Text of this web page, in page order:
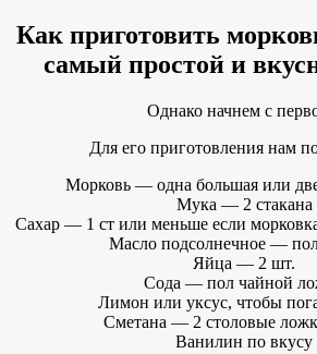
Как приготовить
самый простой и
Однако начнем с
Для его приготовления нам
Морковь — одна большая или
Мука — 2 стакана
Сахар — 1 ст или меньше если морковка
Масло подсолнечное — пол
Яйца — 2 шт.
Сода — пол чайной
Лимон или уксус, чтобы
Сметана — 2 столовые
Ванилин по вкусу